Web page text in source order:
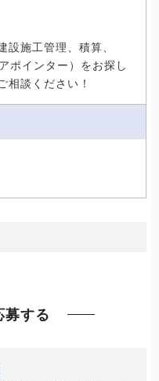
設施工管理、積算、
ポインター）をお探し
相談ください！
募する